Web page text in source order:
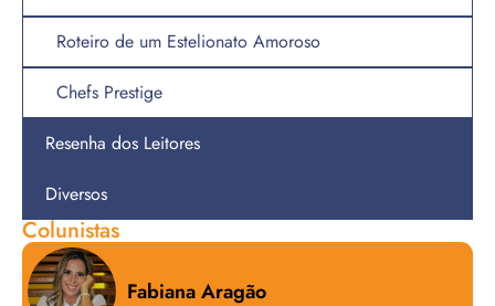
Roteiro de um Estelionato Amoroso
Chefs Prestige
Resenha dos Leitores
Diversos
Colunistas
Fabiana Aragão